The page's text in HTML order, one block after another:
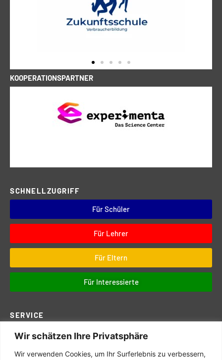
Wir schätzen Ihre Privatsphäre
Wir verwenden Cookies, um Ihr Surferlebnis zu verbessern,
KOOPERATIONSPARTNER
SCHNELLZUGRIFF
Für Schüler
Für Lehrer
Für Eltern
Für Interessierte
SERVICE
Downloads
Digitales